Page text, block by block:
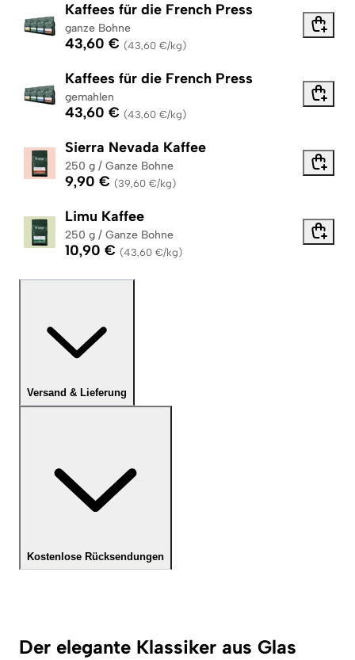
Kaffees für die French Press
ganze Bohne
43,60 € (43,60 €/kg)
Kaffees für die French Press
gemahlen
43,60 € (43,60 €/kg)
Sierra Nevada Kaffee
250 g / Ganze Bohne
9,90 € (39,60 €/kg)
Limu Kaffee
250 g / Ganze Bohne
10,90 € (43,60 €/kg)
Versand & Lieferung
Kostenlose Rücksendungen
Der elegante Klassiker aus Glas